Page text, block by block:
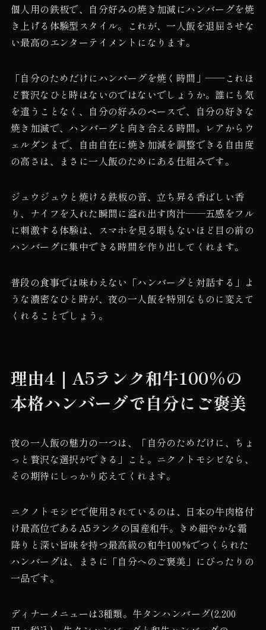
個人用の鉄板で、自分好みの焼き加減にハンバーグを焼
き上げる体験型スタイル。これが、一人飯を退屈させな
い最高のエンターテイメントになります。
「自分のためだけにハンバーグを焼く時間」——これほ
ど贅沢なひと時はないのではないでしょうか。誰にも気
を遣うことなく、自分の好みのペースで、自分の好きな
焼き加減で、ハンバーグと向き合える時間。レアからウ
ェルダンまで、自由自在に焼き加減を調整できる自由度
の高さは、まさに一人飯のためにある仕組みです。
ジュウジュウと焼ける鉄板の音、立ち昇る香ばしい香
り、ナイフを入れた瞬間に溢れ出す肉汁——五感をフル
に刺激する体験は、スマホを見る暇もないほど目の前の
ハンバーグに集中できる時間を作り出してくれます。
普段の食事では味わえない「ハンバーグと対話する」よ
うな濃密なひと時が、夜の一人飯を特別なものに変えて
くれることでしょう。
理由4｜A5ランク和牛100%の
本格ハンバーグで自分にご褒美
夜の一人飯の魅力の一つは、「自分のためだけに、ちょ
っと贅沢な選択ができる」こと。ニクノトモシビなら、
その期待にしっかり応えてくれます。
ニクノトモシビで使用されているのは、日本の牛肉格付
け最高位であるA5ランクの国産和牛。きめ細やかな霜
降りと深い旨味を持つ最高級の和牛100%でつくられた
ハンバーグは、まさに「自分へのご褒美」にぴったりの
一品です。
ディナーメニューは3種類。牛タンハンバーグ(2,200